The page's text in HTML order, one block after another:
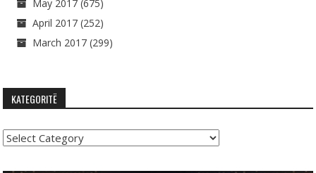
May 2017 (675)
April 2017 (252)
March 2017 (299)
KATEGORITË
Kategoritë